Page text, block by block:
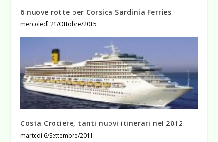
6 nuove rotte per Corsica Sardinia Ferries
mercoledì 21/Ottobre/2015
Costa Crociere, tanti nuovi itinerari nel 2012
martedì 6/Settembre/2011